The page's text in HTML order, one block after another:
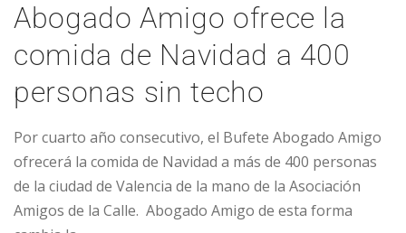
Abogado Amigo ofrece la
comida de Navidad a 400
personas sin techo
Por cuarto año consecutivo, el Bufete Abogado Amigo
ofrecerá la comida de Navidad a más de 400 personas
de la ciudad de Valencia de la mano de la Asociación
Amigos de la Calle. Abogado Amigo de esta forma